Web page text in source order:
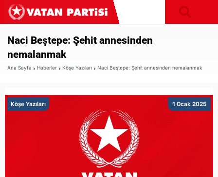
Naci Beştepe: Şehit annesinden
nemalanmak
Ana Sayfa Haberler Köşe Yazıları Naci Beştepe: Şehit annesinden nemalanmak
1 Ocak 2025
Köşe Yazıları